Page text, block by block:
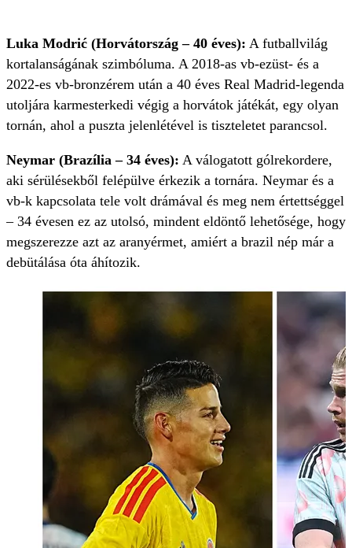
Luka Modrić (Horvátország – 40 éves): A futballvilág
kortalanságának szimbóluma. A 2018-as vb-ezüst- és a
2022-es vb-bronzérem után a 40 éves Real Madrid-legenda
utoljára karmesterkedi végig a horvátok játékát, egy olyan
tornán, ahol a puszta jelenlétével is tiszteletet parancsol.
Neymar (Brazília – 34 éves): A válogatott gólrekordere,
aki sérülésekből felépülve érkezik a tornára. Neymar és a
vb-k kapcsolata tele volt drámával és meg nem értettséggel
– 34 évesen ez az utolsó, mindent eldöntő lehetősége, hogy
megszerezze azt az aranyérmet, amiért a brazil nép már a
debütálása óta áhítozik.